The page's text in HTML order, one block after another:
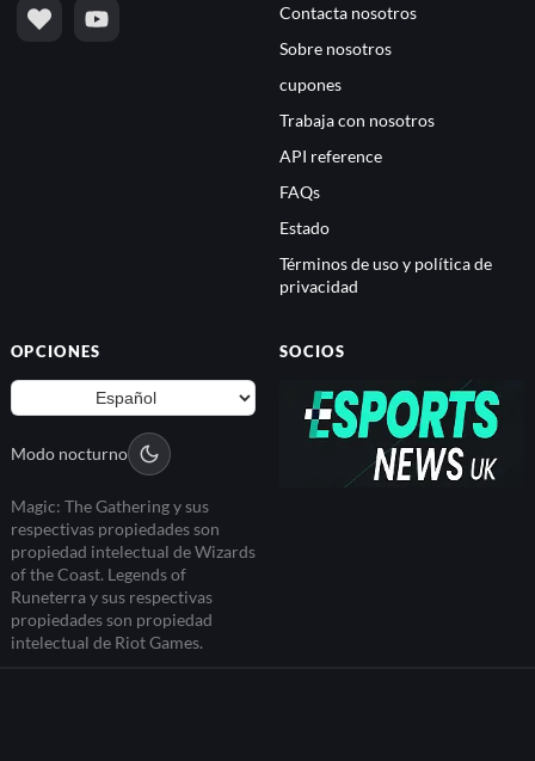
Contacta nosotros
Sobre nosotros
cupones
Trabaja con nosotros
API reference
FAQs
Estado
Términos de uso y política de
privacidad
OPCIONES
Modo nocturno
Magic: The Gathering y sus
respectivas propiedades son
propiedad intelectual de Wizards
of the Coast. Legends of
Runeterra y sus respectivas
propiedades son propiedad
intelectual de Riot Games.
SOCIOS